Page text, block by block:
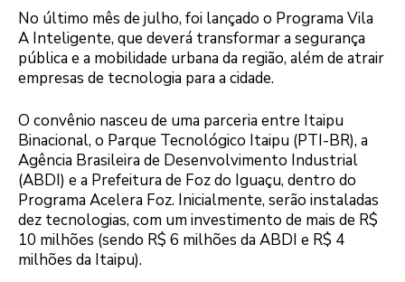
No último mês de julho, foi lançado o Programa Vila
A Inteligente, que deverá transformar a segurança
pública e a mobilidade urbana da região, além de atrair
empresas de tecnologia para a cidade.
O convênio nasceu de uma parceria entre Itaipu
Binacional, o Parque Tecnológico Itaipu (PTI-BR), a
Agência Brasileira de Desenvolvimento Industrial
(ABDI) e a Prefeitura de Foz do Iguaçu, dentro do
Programa Acelera Foz. Inicialmente, serão instaladas
dez tecnologias, com um investimento de mais de R$
10 milhões (sendo R$ 6 milhões da ABDI e R$ 4
milhões da Itaipu).